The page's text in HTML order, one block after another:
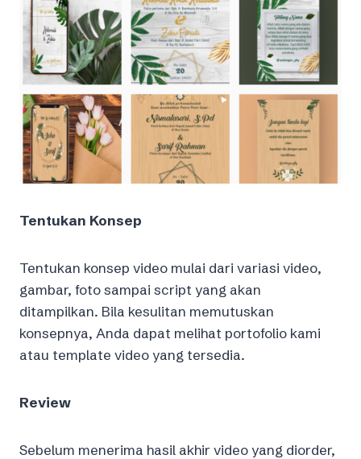
Tentukan Konsep
Tentukan konsep video mulai dari variasi video,
gambar, foto sampai script yang akan
ditampilkan. Bila kesulitan memutuskan
konsepnya, Anda dapat melihat portofolio kami
atau template video yang tersedia.
Review
Sebelum menerima hasil akhir video yang diorder,